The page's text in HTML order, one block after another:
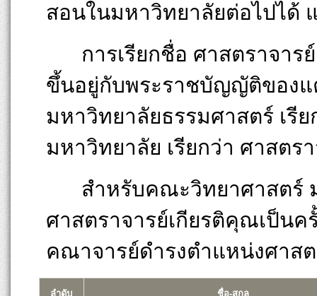
สอนในมหาวิทยาลัยต่อไปได้
การเรียกชื่อ ศาสตราจา
ขึ้นอยู่กับพระราชบัญญัติของแ
มหาวิทยาลัยธรรมศาสตร์ เรี
มหาวิทยาลัย เรียกว่า ศาสต
สำหรับคณะวิทยาศาสตร์
ศาสตราจารย์เกียรติคุณเป็น
คณาจารย์ดำรงตำแหน่งศาส
ลำดับ ชื่อ-สกุล